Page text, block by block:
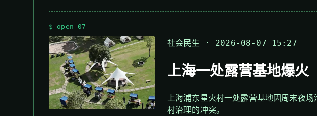
$ open 07
社会民生 · 2026-08-07 15:27
上海一处露营基地爆
上海浦东星火村一处露营基地因周末夜
村治理的冲突。